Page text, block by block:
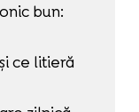
bun:
ce litieră